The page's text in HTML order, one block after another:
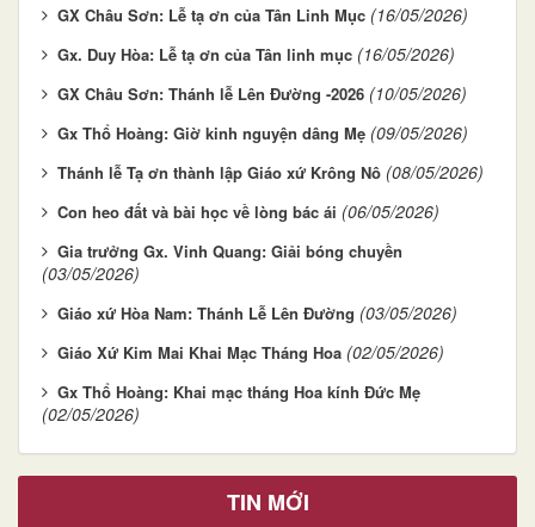
GX Châu Sơn: Lễ tạ ơn của Tân Linh Mục (16/05/2026)
Gx. Duy Hòa: Lễ tạ ơn của Tân linh mục (16/05/2026)
GX Châu Sơn: Thánh lễ Lên Đường -2026 (10/05/2026)
Gx Thổ Hoàng: Giờ kinh nguyện dâng Mẹ (09/05/2026)
Thánh lễ Tạ ơn thành lập Giáo xứ Krông Nô (08/05/2026)
Con heo đất và bài học về lòng bác ái (06/05/2026)
Gia trưởng Gx. Vinh Quang: Giải bóng chuyền
(03/05/2026)
Giáo xứ Hòa Nam: Thánh Lễ Lên Đường (03/05/2026)
Giáo Xứ Kim Mai Khai Mạc Tháng Hoa (02/05/2026)
Gx Thổ Hoàng: Khai mạc tháng Hoa kính Đức Mẹ
(02/05/2026)
TIN MỚI